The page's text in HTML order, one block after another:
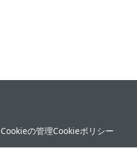
Cookieの管理Cookieポリシー